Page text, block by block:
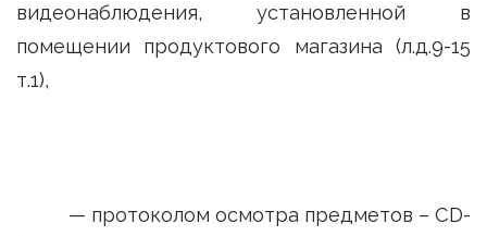
видеонаблюдения, установленной в
помещении продуктового магазина (л.д.9-15
т.1),
— протоколом осмотра предметов – CD-